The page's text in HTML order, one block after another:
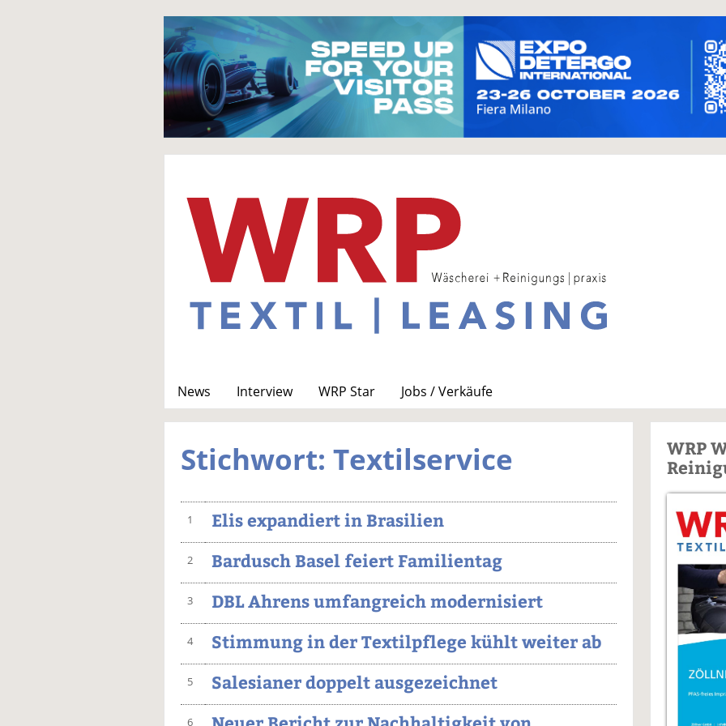
News Interview WRP Star
Jobs / Verkäufe
Stichwort: Textilservice
1 Elis expandiert in Brasilien
2 Bardusch Basel feiert Familientag
3 DBL Ahrens umfangreich modernisiert
4 Stimmung in der Textilpflege kühlt weiter ab
5 Salesianer doppelt ausgezeichnet
6
WRP